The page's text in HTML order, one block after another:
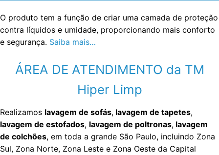
O produto tem a função de criar uma camada de proteção
contra líquidos e umidade, proporcionando mais conforto
e segurança. Saiba mais…
ÁREA DE ATENDIMENTO da TM
Hiper Limp
Realizamos lavagem de sofás, lavagem de tapetes,
lavagem de estofados, lavagem de poltronas, lavagem
de colchões, em toda a grande São Paulo, incluindo Zona
Sul, Zona Norte, Zona Leste e Zona Oeste da Capital